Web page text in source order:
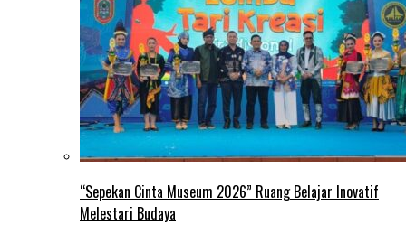
“Sepekan Cinta Museum 2026” Ruang Belajar Inovatif
Melestari Budaya